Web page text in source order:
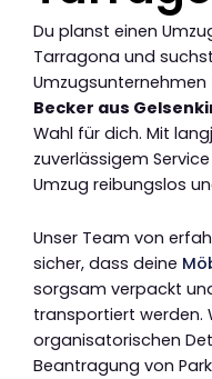
Du planst einen
Tarragona und
Umzugsunternehmen
Becker aus
Wahl für dich. Mit
zuverlässigem
Umzug reibungslos
Unser Team von
sicher, dass deine
sorgsam verpackt
transportiert werden.
organisatorischen
Beantragung von